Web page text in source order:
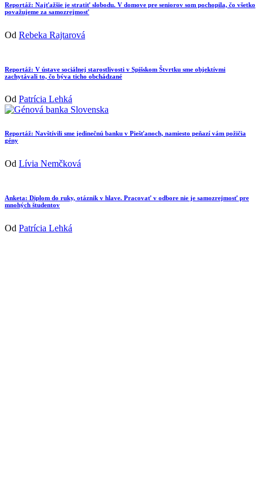
Reportáž: Najťažšie je stratiť slobodu. V domove pre seniorov som pochopila, čo všetko
považujeme za samozrejmosť
Od Rebeka Rajtarová
Reportáž: V ústave sociálnej starostlivosti v Spišskom Štvrtku sme objektívmi
zachytávali to, čo býva ticho obchádzané
Od Patrícia Lehká
Reportáž: Navštívili sme jedinečnú banku v Piešťanoch, namiesto peňazí vám požičia
gény
Od Lívia Nemčková
Anketa: Diplom do ruky, otáznik v hlave. Pracovať v odbore nie je samozrejmosť pre
mnohých študentov
Od Patrícia Lehká